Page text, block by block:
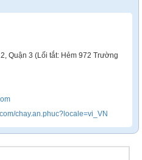
Quận 3 (Lối tắt: Hẻm 972 Trường
chay.an.phuc?locale=vi_VN